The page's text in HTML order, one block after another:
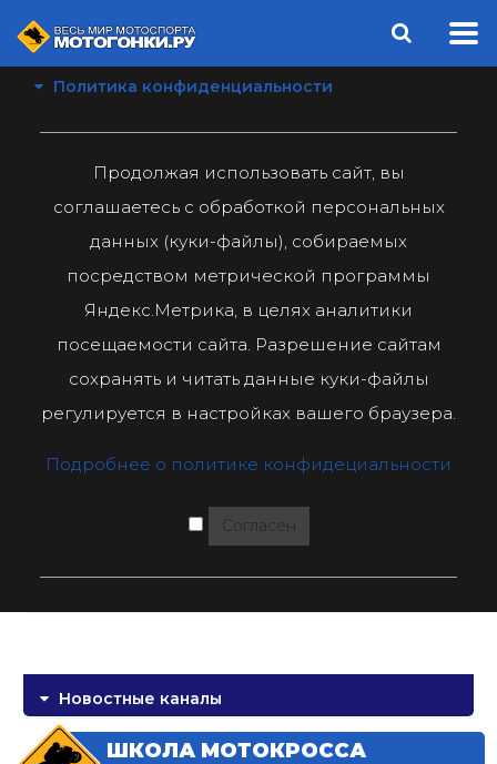
Политика конфиденциальности
Продолжая использовать сайт, вы
соглашаетесь с обработкой персональных
данных (куки-файлы), собираемых
посредством метрической программы
Яндекс.Метрика, в целях аналитики
посещаемости сайта. Разрешение сайтам
сохранять и читать данные куки-файлы
регулируется в настройках вашего браузера.
Подробнее о политике конфидециальности
Согласен
Новостные каналы
ШКОЛА МОТОКРОССА